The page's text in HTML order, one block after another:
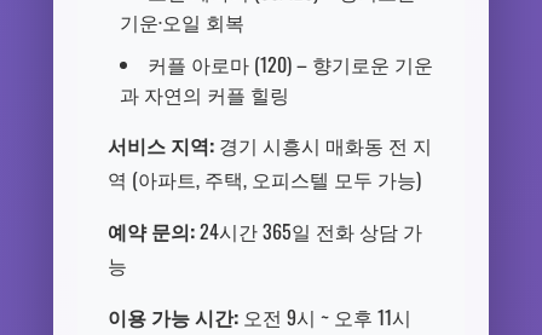
기운·오일 회복
커플 아로마 (120) – 향기로운 기운
과 자연의 커플 힐링
서비스 지역: 경기 시흥시 매화동 전 지
역 (아파트, 주택, 오피스텔 모두 가능)
예약 문의:24시간 365일 전화 상담 가
능
이용 가능 시간: 오전 9시 ~ 오후 11시